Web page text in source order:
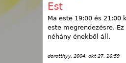
Est
Ma este 19:00 és 21:00
este megrendezésre.
néhány énekből áll.
dorotthyy, 2004. okt 27. 16:59